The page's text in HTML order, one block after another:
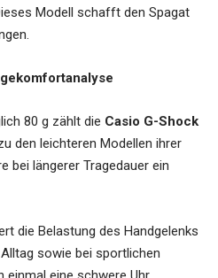
Modell schafft den Spagat
80 g zählt die Casio G-Shock
den leichteren Modellen ihrer
bei längerer Tragedauer ein
die Belastung des Handgelenks
sowie bei sportlichen